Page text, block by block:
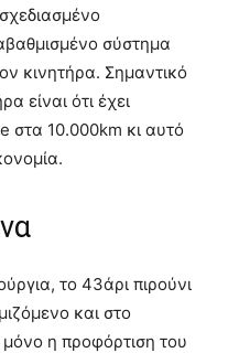
σύστημα
κινητήρα. Σημαντικό
είναι ότι έχει
στα 10.000km κι αυτό
το 43άρι πιρούνι
και στο
μόνο η προφόρτιση του